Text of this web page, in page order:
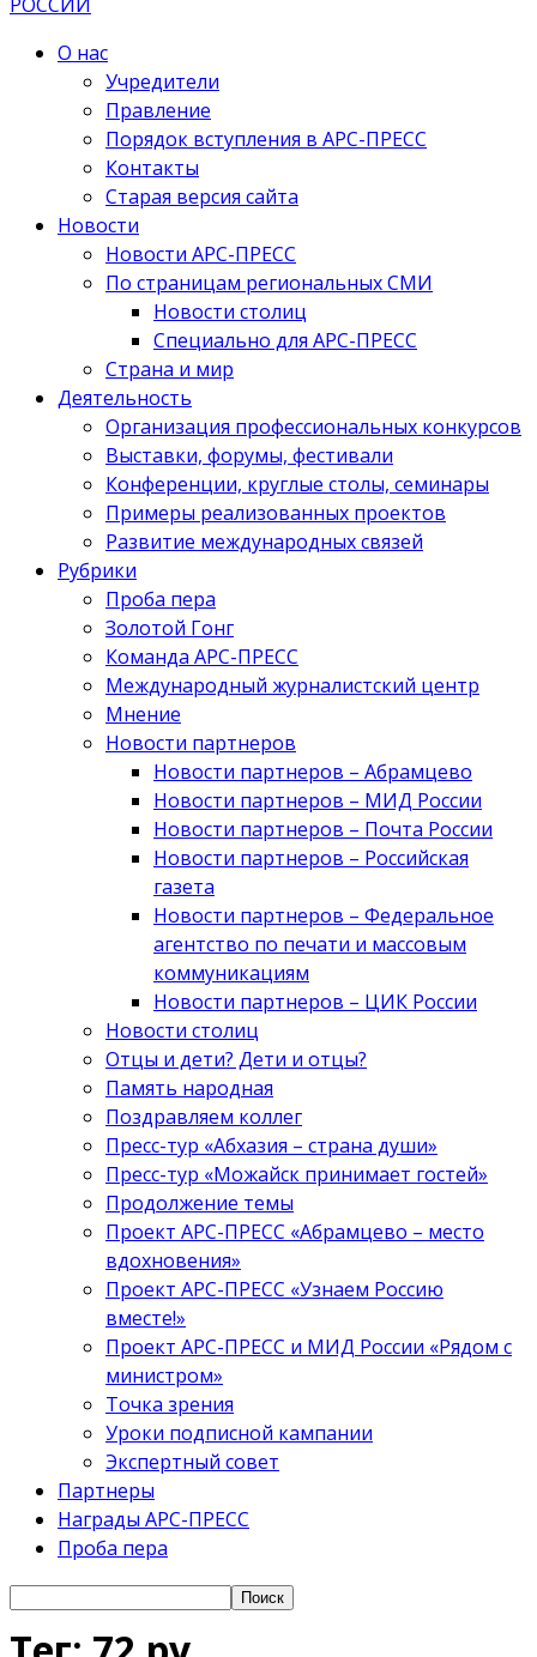
О нас
Учредители
Правление
Порядок вступления в АРС-ПРЕСС
Контакты
Старая версия сайта
Новости
Новости АРС-ПРЕСС
По страницам региональных СМИ
Новости столиц
Специально для АРС-ПРЕСС
Страна и мир
Деятельность
Организация профессиональных конкурсов
Выставки, форумы, фестивали
Конференции, круглые столы, семинары
Примеры реализованных проектов
Развитие международных связей
Рубрики
Проба пера
Золотой Гонг
Команда АРС-ПРЕСС
Международный журналистский центр
Мнение
Новости партнеров
Новости партнеров – Абрамцево
Новости партнеров – МИД России
Новости партнеров – Почта России
Новости партнеров – Российская
газета
Новости партнеров – Федеральное
агентство по печати и массовым
коммуникациям
Новости партнеров – ЦИК России
Новости столиц
Отцы и дети? Дети и отцы?
Память народная
Поздравляем коллег
Пресс-тур «Абхазия – страна души»
Пресс-тур «Можайск принимает гостей»
Продолжение темы
Проект АРС-ПРЕСС «Абрамцево – место
вдохновения»
Проект АРС-ПРЕСС «Узнаем Россию
вместе!»
Проект АРС-ПРЕСС и МИД России «Рядом с
министром»
Точка зрения
Уроки подписной кампании
Экспертный совет
Партнеры
Награды АРС-ПРЕСС
Проба пера